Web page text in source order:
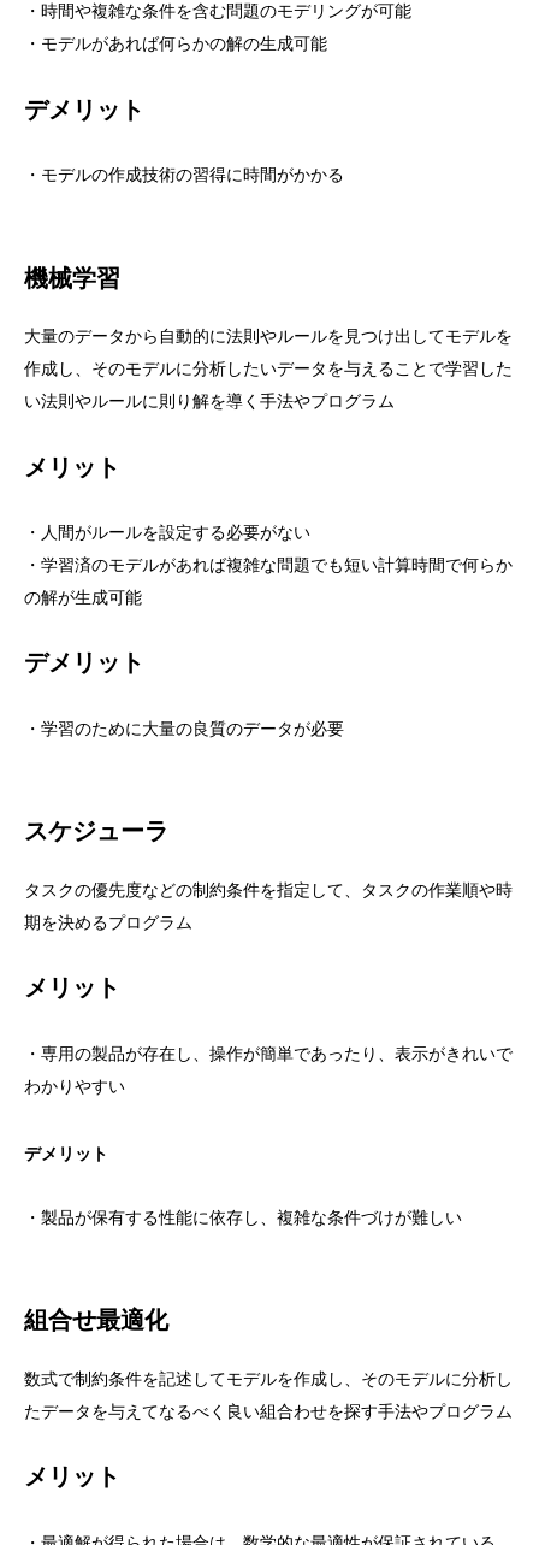
・時間や複雑な条件を含む問題のモデリングが可能
・モデルがあれば何らかの解の生成可能
デメリット
・モデルの作成技術の習得に時間がかかる
機械学習
大量のデータから自動的に法則やルールを見つけ出してモデルを
作成し、そのモデルに分析したいデータを与えることで学習した
い法則やルールに則り解を導く手法やプログラム
メリット
・人間がルールを設定する必要がない
・学習済のモデルがあれば複雑な問題でも短い計算時間で何らか
の解が生成可能
デメリット
・学習のために大量の良質のデータが必要
スケジューラ
タスクの優先度などの制約条件を指定して、タスクの作業順や時
期を決めるプログラム
メリット
・専用の製品が存在し、操作が簡単であったり、表示がきれいで
わかりやすい
デメリット
・製品が保有する性能に依存し、複雑な条件づけが難しい
組合せ最適化
数式で制約条件を記述してモデルを作成し、そのモデルに分析し
たデータを与えてなるべく良い組合わせを探す手法やプログラム
メリット